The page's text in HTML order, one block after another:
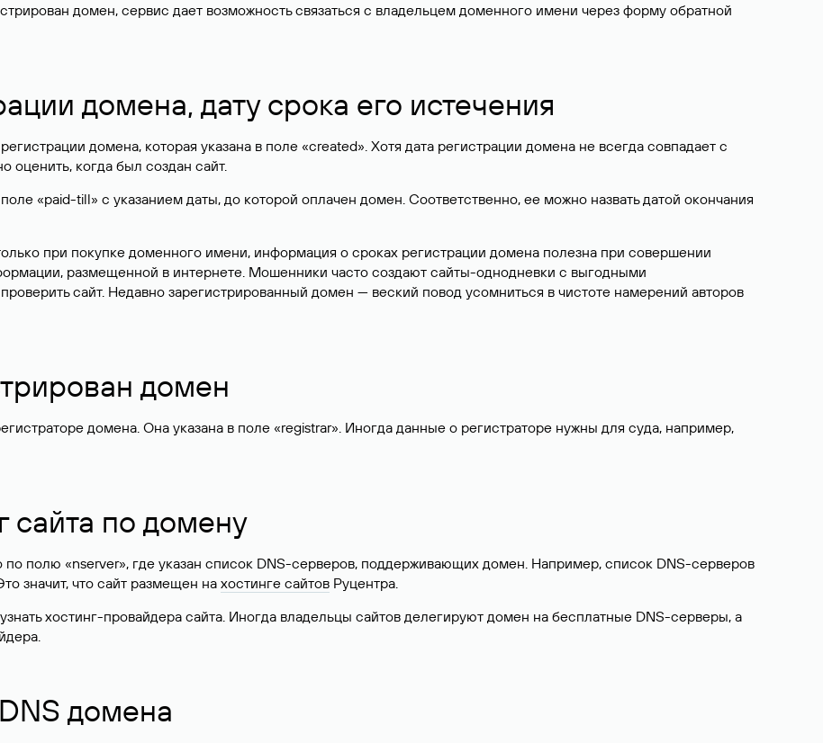
домен, сервис дает возможность связаться с владельцем доменного имени через форму обратной
домена, дату срока его истечения
домена, которая указана в поле «created». Хотя дата регистрации домена не всегда совпадает с
оценить, когда был создан сайт.
«paid-till» с указанием даты, до которой оплачен домен. Соответственно, ее можно назвать датой окончания
при покупке доменного имени, информация о сроках регистрации домена полезна при совершении
размещенной в интернете. Мошенники часто создают сайты-однодневки с выгодными
сайт. Недавно зарегистрированный домен — веский повод усомниться в чистоте намерений авторов
домен
домена. Она указана в поле «registrar». Иногда данные о регистраторе нужны для суда, например,
сайта по домену
по полю «nserver», где указан список DNS-серверов, поддерживающих домен. Например, список DNS-серверов
значит, что сайт размещен на хостинге сайтов Руцентра.
хостинг-провайдера сайта. Иногда владельцы сайтов делегируют домен на бесплатные DNS-серверы, а
домена